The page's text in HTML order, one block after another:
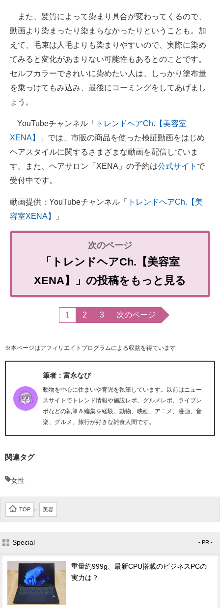
また、髪質によって染まり具合が変わってくるので、
動画より染まったり染まらなかったりということも。加
えて、毛束は人毛よりも染まりやすいので、実際に染め
てみると変化があまりない可能性もあるとのことです。
セルフカラーできれいに染めたい人は、しっかり塗布量
を乗っけてもみ込み、最後にコーミングをしてあげまし
ょう。
YouTubeチャンネル「
トレンドヘアCh.【美容室
XENA】
」では、市販の商品を使った検証動画をはじめ
ヘアスタイルに関するさまざまな動画を配信していま
す。また、ヘアサロン「XENA」の予約は公式サイト で
受付中です。
動画提供：YouTubeチャンネル「
トレンドヘアCh.【美
容室XENA】
」
「トレンドヘアCh.【美容室
XENA】」の投稿をもっと見る
1 2 3 次のページ
※本ページはアフィリエイトプログラムによる収益を得ています
筆者：富永なび
動物を中心に住まいや育児を執筆しています。以前はニュー
スサイトでトレンド情報や施設レポ、グルメレポ、ライブレ
ポなどの執筆＆編集を経験。動物、映画、アニメ、漫画、音
楽、グルメ、旅行が好きな雑食人間です。
関連タグ
女性
TOP > 美容
Special - PR -
重量約999g、最新CPU搭載のビジネスPCの
実力は？